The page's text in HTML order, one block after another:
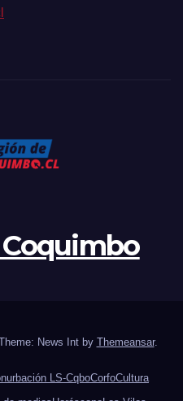
News Int by Themeansar.
LS-CqboCorfoCultura